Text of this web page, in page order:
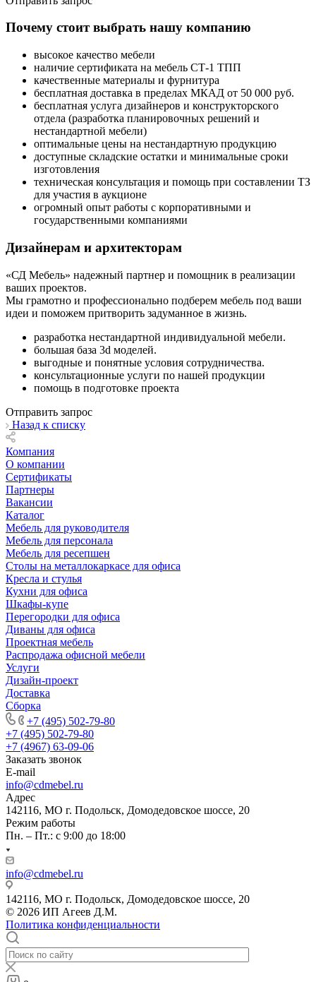
Почему стоит выбрать нашу компанию
высокое качество мебели
наличие сертификата на мебель СТ-1 ТПП
качественные материалы и фурнитура
бесплатная доставка в пределах МКАД от 50 000 руб.
бесплатная услуга дизайнеров и конструкторского
отдела (разработка планировочных решений и
нестандартной мебели)
оптимальные цены на нестандартную продукцию
доступные складские остатки и минимальные сроки
изготовления
техническая консультация и помощь при составлении ТЗ
для участия в аукционе
огромный опыт работы с корпоративными и
государственными компаниями
Дизайнерам и архитекторам
«СД Мебель» надежный партнер и помощник в реализации
ваших проектов.
Мы грамотно и профессионально подберем мебель под ваши
идеи и поможем притворить задуманное в жизнь.
разработка нестандартной индивидуальной мебели.
большая база 3d моделей.
выгодные и понятные условия сотрудничества.
консультационные услуги по нашей продукции
помощь в подготовке проекта
Отправить запрос
Назад к списку
Компания
О компании
Сертификаты
Партнеры
Вакансии
Каталог
Мебель для руководителя
Мебель для персонала
Мебель для ресепшен
Столы на металлокаркасе для офиса
Кресла и стулья
Кухни для офиса
Шкафы-купе
Перегородки для офиса
Диваны для офиса
Проектная мебель
Распродажа офисной мебели
Услуги
Дизайн-проект
Доставка
Сборка
+7 (495) 502-79-80
+7 (495) 502-79-80
+7 (4967) 63-09-06
Заказать звонок
E-mail
info@cdmebel.ru
Адрес
142116, МО г. Подольск, Домодедовское шоссе, 20
Режим работы
Пн. – Пт.: с 9:00 до 18:00
info@cdmebel.ru
142116, МО г. Подольск, Домодедовское шоссе, 20
© 2026 ИП Агеев Д.М.
Политика конфиденциальности